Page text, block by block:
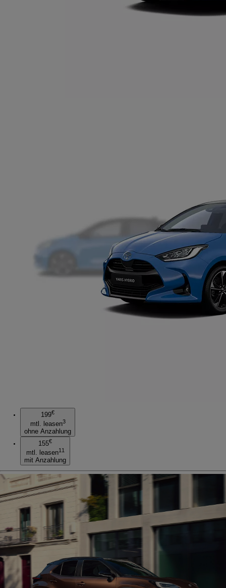
199€
mtl. leasen3
ohne Anzahlung
155€
mtl. leasen11
mit Anzahlung